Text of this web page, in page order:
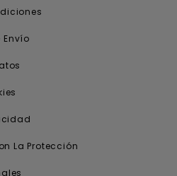
Envío
La Protección